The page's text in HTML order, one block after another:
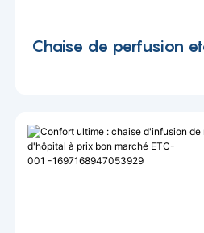
Chaise de perfusion